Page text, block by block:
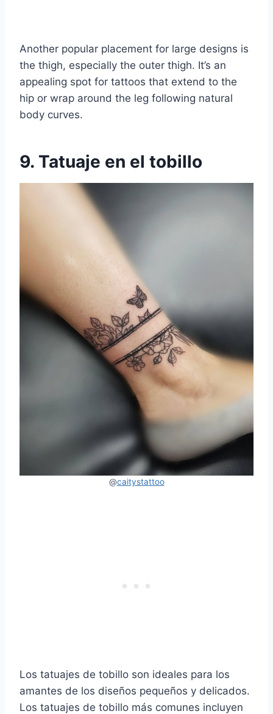
Another popular placement for large designs is
the thigh, especially the outer thigh. It’s an
appealing spot for tattoos that extend to the
hip or wrap around the leg following natural
body curves.
9. Tatuaje en el tobillo
@caitystattoo
Los tatuajes de tobillo son ideales para los
amantes de los diseños pequeños y delicados.
Los tatuajes de tobillo más comunes incluyen